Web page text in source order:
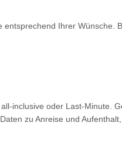
Ihrer Wünsche.
inclusive oder Last-Minute.
zu Anreise und